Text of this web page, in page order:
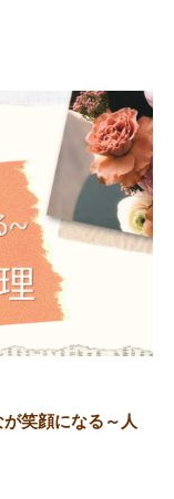
笑顔になる～人